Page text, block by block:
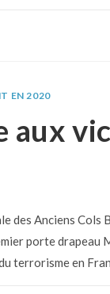
EN 2020
aux
des Anciens
porte drapeau
terrorisme en